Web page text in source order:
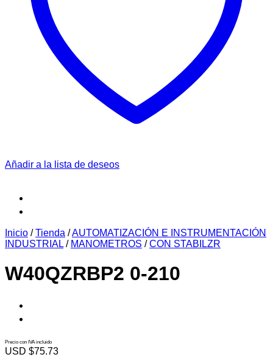
Añadir a la lista de deseos
Inicio / Tienda /AUTOMATIZACIÓN E INSTRUMENTACIÓN
INDUSTRIAL / MANOMETROS / CON STABILZR
W40QZRBP2 0-210
Precio con IVA incluido
USD $75.73